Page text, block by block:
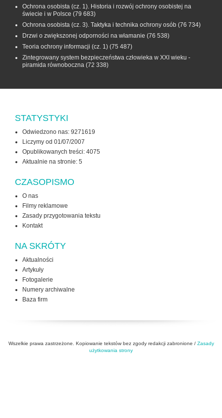
Ochrona osobista (cz. 1). Historia i rozwój ochrony osobistej na
świecie i w Polsce (79 683)
Ochrona osobista (cz. 3). Taktyka i technika ochrony osób (76 734)
Drzwi o zwiększonej odporności na włamanie (76 538)
Teoria ochrony informacji (cz. 1) (75 487)
Zintegrowany system bezpieczeństwa człowieka w XXI wieku -
piramida równoboczna (72 338)
STATYSTYKI
Odwiedzono nas: 9271619
Liczymy od 01/07/2007
Opublikowanych treści: 4075
Aktualnie na stronie: 5
CZASOPISMO
O nas
Filmy reklamowe
Zasady przygotowania tekstu
Kontakt
NA SKRÓTY
Aktualności
Artykuły
Fotogalerie
Numery archiwalne
Baza firm
Wszelkie prawa zastrzeżone. Kopiowanie tekstów bez zgody redakcji zabronione / Zasady
użytkowania strony